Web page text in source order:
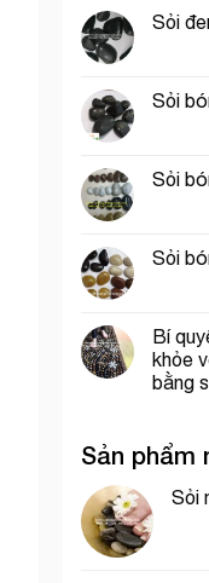
Sỏi
Sỏi
Sỏi
Sỏi
Bí
khỏe
bằng
Sản phẩm
Sỏi